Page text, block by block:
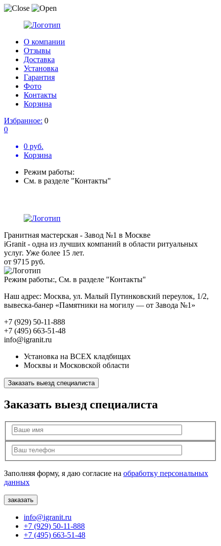
О компании
Отзывы
Доставка
Установка
Гарантия
Фото
Контакты
Корзина
Избранное: 0
0
0 руб.
Корзина
Режим работы:
См. в разделе "Контакты"
Гранитная мастерская - Завод №1 в Москве
iGranit - одна из лучших компаний в области ритуальных
услуг. Уже более 15 лет.
от 9715 руб.
Режим работы:, См. в разделе "Контакты"
Наш адрес: Москва, ул. Малый Путинковский переулок, 1/2,
вывеска-банер «Памятники на могилу — от Завода №1»
+7 (929) 50-11-888
+7 (495) 663-51-48
info@igranit.ru
Установка на ВСЕХ кладбищах
Москвы и Московской области
Заказать выезд специалиста
Заказать выезд специалиста
Заполняя форму, я даю согласие на обработку персональных
данных
info@igranit.ru
+7 (929) 50-11-888
+7 (495) 663-51-48